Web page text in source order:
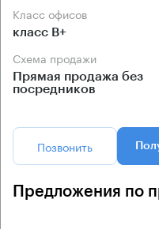
Класс офисов
класс B+
Схема продажи
Прямая продажа без
посредников
Позвонить
Предложения по